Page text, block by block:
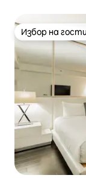
Избор на
Избор на